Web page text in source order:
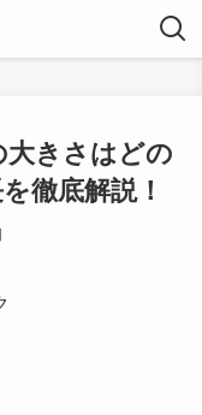
きさはどの
徹底解説！